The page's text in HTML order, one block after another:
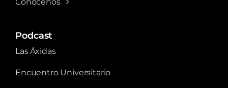
Podcast
Las Áxidas
Encuentro Universitario